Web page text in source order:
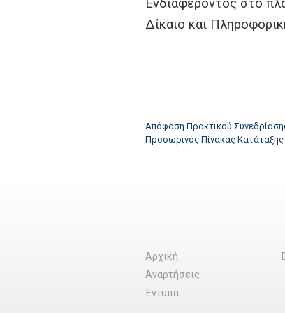
Ενδιαφέροντος στο
Δίκαιο και
Απόφαση Πρακτικού
Προσωρινός Πίνακας
Αρχική
Αναρτήσεις
Έντυπα